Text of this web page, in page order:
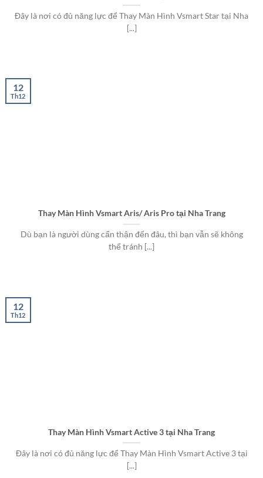
Đây là nơi có đủ năng lực để Thay Màn Hình Vsmart Star tại Nha
[...]
Thay Màn Hình Vsmart Aris/ Aris Pro tại Nha Trang
Dù bạn là người dùng cẩn thận đến đâu, thì bạn vẫn sẽ không
thể tránh [...]
12
Th12
Thay Màn Hình Vsmart Active 3 tại Nha Trang
Đây là nơi có đủ năng lực để Thay Màn Hình Vsmart Active 3 tại
[...]
12
Th12